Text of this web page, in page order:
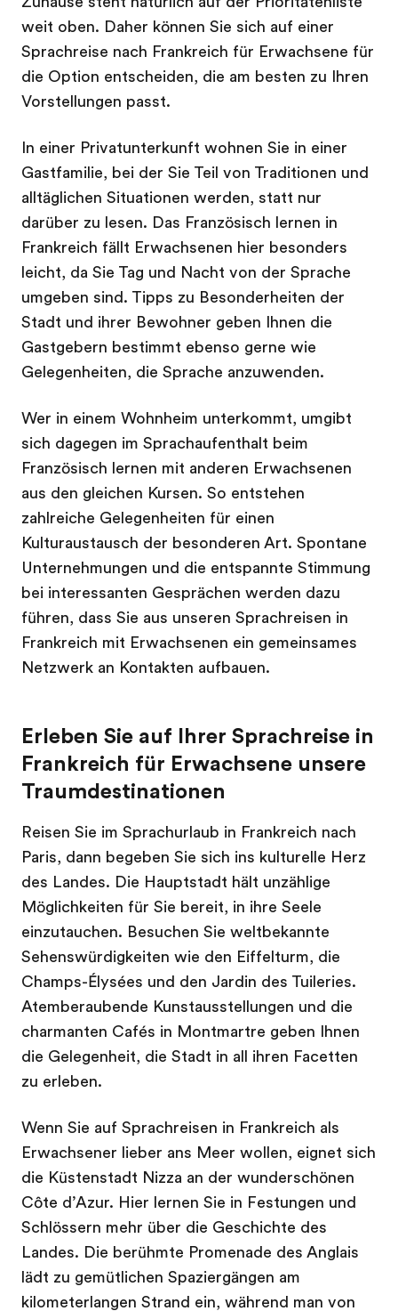
weit oben. Daher können Sie sich auf einer
Sprachreise nach Frankreich für Erwachsene für
die Option entscheiden, die am besten zu Ihren
Vorstellungen passt.
In einer Privatunterkunft wohnen Sie in einer
Gastfamilie, bei der Sie Teil von Traditionen und
alltäglichen Situationen werden, statt nur
darüber zu lesen. Das Französisch lernen in
Frankreich fällt Erwachsenen hier besonders
leicht, da Sie Tag und Nacht von der Sprache
umgeben sind. Tipps zu Besonderheiten der
Stadt und ihrer Bewohner geben Ihnen die
Gastgebern bestimmt ebenso gerne wie
Gelegenheiten, die Sprache anzuwenden.
Wer in einem Wohnheim unterkommt, umgibt
sich dagegen im Sprachaufenthalt beim
Französisch lernen mit anderen Erwachsenen
aus den gleichen Kursen. So entstehen
zahlreiche Gelegenheiten für einen
Kulturaustausch der besonderen Art. Spontane
Unternehmungen und die entspannte Stimmung
bei interessanten Gesprächen werden dazu
führen, dass Sie aus unseren Sprachreisen in
Frankreich mit Erwachsenen ein gemeinsames
Netzwerk an Kontakten aufbauen.
Erleben Sie auf Ihrer Sprachreise in
Frankreich für Erwachsene unsere
Traumdestinationen
Reisen Sie im Sprachurlaub in Frankreich nach
Paris, dann begeben Sie sich ins kulturelle Herz
des Landes. Die Hauptstadt hält unzählige
Möglichkeiten für Sie bereit, in ihre Seele
einzutauchen. Besuchen Sie weltbekannte
Sehenswürdigkeiten wie den Eiffelturm, die
Champs-Élysées und den Jardin des Tuileries.
Atemberaubende Kunstausstellungen und die
charmanten Cafés in Montmartre geben Ihnen
die Gelegenheit, die Stadt in all ihren Facetten
zu erleben.
Wenn Sie auf Sprachreisen in Frankreich als
Erwachsener lieber ans Meer wollen, eignet sich
die Küstenstadt Nizza an der wunderschönen
Côte d’Azur. Hier lernen Sie in Festungen und
Schlössern mehr über die Geschichte des
Landes. Die berühmte Promenade des Anglais
lädt zu gemütlichen Spaziergängen am
kilometerlangen Strand ein, während man von